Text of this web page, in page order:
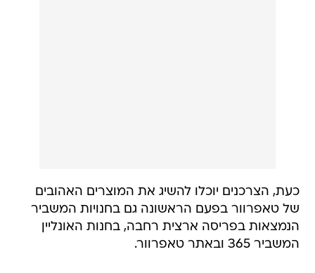
כעת, הצרכנים יוכלו להשיג את המוצרים האהובים
של טאפרוור בפעם הראשונה גם בחנויות המשביר
הנמצאות בפריסה ארצית רחבה, בחנות האונליין
המשביר 365 ובאתר טאפרוור.